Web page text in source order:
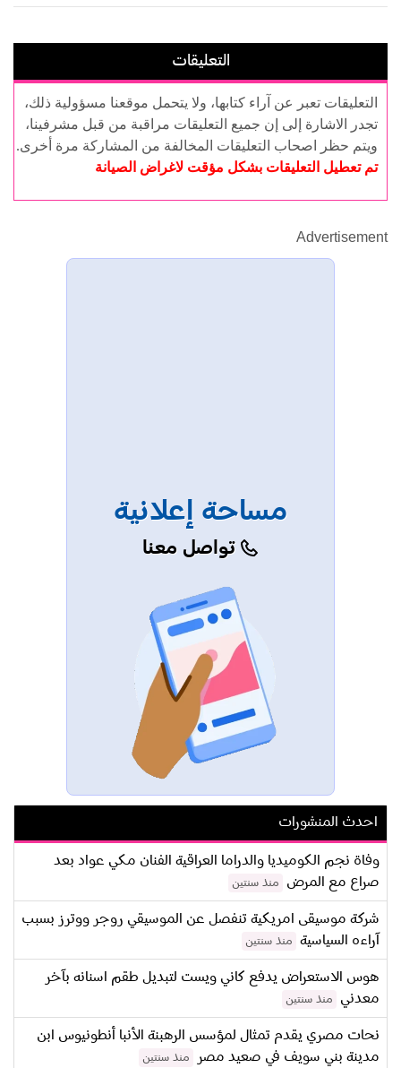
التعليقات
التعليقات تعبر عن آراء كتابها، ولا يتحمل موقعنا مسؤولية ذلك،
تجدر الاشارة إلى إن جميع التعليقات مراقبة من قبل مشرفينا،
ويتم حظر اصحاب التعليقات المخالفة من المشاركة مرة أخرى.
تم تعطيل التعليقات بشكل مؤقت لاغراض الصيانة
Advertisement
مساحة إعلانية
تواصل معنا
احدث المنشورات
وفاة نجم الكوميديا والدراما العراقية الفنان مكي عواد بعد
صراع مع المرض
منذ سنتين
شركة موسيقى امريكية تنفصل عن الموسيقي روجر ووترز بسبب
آراءه السياسية
منذ سنتين
هوس الاستعراض يدفع كاني ويست لتبديل طقم اسنانه بآخر
معدني
منذ سنتين
نحات مصري يقدم تمثال لمؤسس الرهبنة الأنبا أنطونيوس ابن
مدينة بني سويف في صعيد مصر
منذ سنتين